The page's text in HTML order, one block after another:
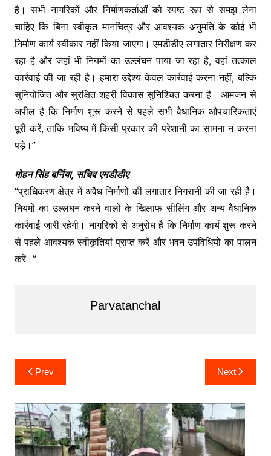
है। सभी नागरिकों और निर्माणकर्ताओं को स्पष्ट रूप से समझ लेना
चाहिए कि बिना स्वीकृत मानचित्र और आवश्यक अनुमति के कोई भी
निर्माण कार्य स्वीकार नहीं किया जाएगा। एमडीडीए लगातार निरीक्षण कर
रहा है और जहां भी नियमों का उल्लंघन पाया जा रहा है, वहां तत्काल
कार्रवाई की जा रही है। हमारा उद्देश्य केवल कार्रवाई करना नहीं, बल्कि
सुनियोजित और सुरक्षित शहरी विकास सुनिश्चित करना है। आमजन से
अपील है कि निर्माण शुरू करने से पहले सभी वैधानिक औपचारिकताएं
पूरी करें, ताकि भविष्य में किसी प्रकार की परेशानी का सामना न करना
पड़े।”
मोहन सिंह बर्निया, सचिव एमडीडीए
“प्राधिकरण क्षेत्र में अवैध निर्माणों की लगातार निगरानी की जा रही है।
नियमों का उल्लंघन करने वालों के खिलाफ सीलिंग और अन्य वैधानिक
कार्रवाई जारी रहेगी। नागरिकों से अनुरोध है कि निर्माण कार्य शुरू करने
से पहले आवश्यक स्वीकृतियां प्राप्त करें और भवन उपविधियों का पालन
करें।”
Parvatanchal
Post
navigation
Prev Next